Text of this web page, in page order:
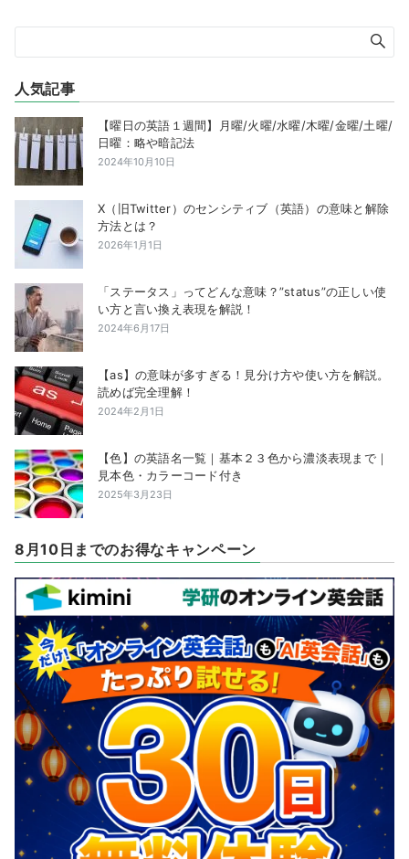
人気記事
【曜日の英語１週間】月曜/火曜/水曜/木曜/金曜/土曜/
日曜：略や暗記法
2024年10月10日
X（旧Twitter）のセンシティブ（英語）の意味と解除
方法とは？
2026年1月1日
「ステータス」ってどんな意味？”status”の正しい使
い方と言い換え表現を解説！
2024年6月17日
【as】の意味が多すぎる！見分け方や使い方を解説。
読めば完全理解！
2024年2月1日
【色】の英語名一覧｜基本２３色から濃淡表現まで｜
見本色・カラーコード付き
2025年3月23日
8月10日までのお得なキャンペーン